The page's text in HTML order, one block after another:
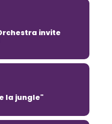
invite
la jungle"